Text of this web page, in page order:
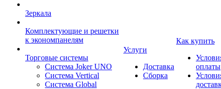
Зеркала
Комплектующие и решетки
к экономпанелям
Торговые системы
Система Joker UNO
Система Vertical
Система Global
Услуги
Доставка
Сборка
Как купить
оплаты